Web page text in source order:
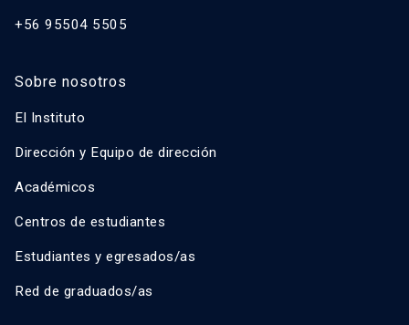
+56 95504 5505
Sobre nosotros
El Instituto
Dirección y Equipo de dirección
Académicos
Centros de estudiantes
Estudiantes y egresados/as
Red de graduados/as